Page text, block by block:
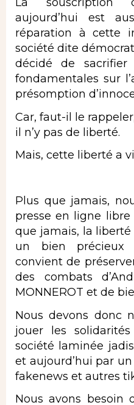
aujourd’hui est
réparation à cette
société dite
décidé de
fondamentales sur
présomption
Car, faut-il le
il n’y pas de liberté.
Mais, cette liberté a
Plus que jamais,
presse en ligne
que jamais, la liberté
un bien précieux
convient de
des combats
MONNEROT et de
Nous devons donc
jouer les
société laminée
et aujourd’hui par
fakenews et autres
Nous avons besoin